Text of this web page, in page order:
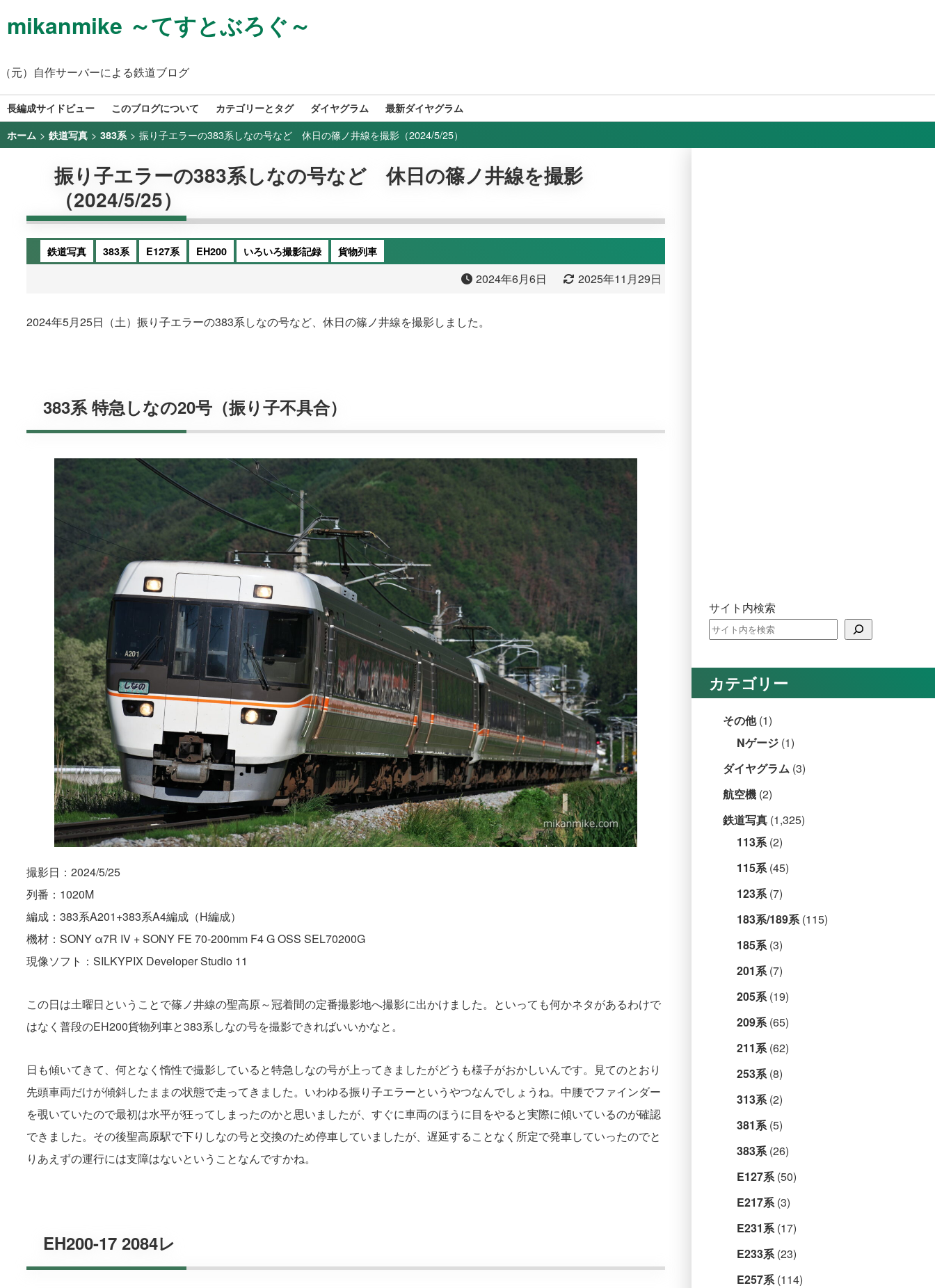
mikanmike ～てすとぶろぐ～
（元）自作サーバーによる鉄道ブログ
長編成サイドビュー このブログについて カテゴリーとタグ ダイヤグラム 最新ダイヤグラム
ホーム > 鉄道写真 > 383系 > 振り子エラーの383系しなの号など 休日の篠ノ井線を撮影（2024/5/25）
振り子エラーの383系しなの号など 休日の篠ノ井線を撮影
（2024/5/25）
鉄道写真 383系 E127系 EH200 いろいろ撮影記録 貨物列車
2024年6月6日 2025年11月29日
2024年5月25日（土）振り子エラーの383系しなの号など、休日の篠ノ井線を撮影しました。
383系 特急しなの20号（振り子不具合）
撮影日：2024/5/25
列番：1020M
編成：383系A201+383系A4編成（H編成）
機材：SONY α7R IV + SONY FE 70-200mm F4 G OSS SEL70200G
現像ソフト：SILKYPIX Developer Studio 11
この日は土曜日ということで篠ノ井線の聖高原～冠着間の定番撮影地へ撮影に出かけました。といっても何かネタがあるわけで
はなく普段のEH200貨物列車と383系しなの号を撮影できればいいかなと。
日も傾いてきて、何となく惰性で撮影していると特急しなの号が上ってきましたがどうも様子がおかしいんです。見てのとおり
先頭車両だけが傾斜したままの状態で走ってきました。いわゆる振り子エラーというやつなんでしょうね。中腰でファインダー
を覗いていたので最初は水平が狂ってしまったのかと思いましたが、すぐに車両のほうに目をやると実際に傾いているのが確認
できました。その後聖高原駅で下りしなの号と交換のため停車していましたが、遅延することなく所定で発車していったのでと
りあえずの運行には支障はないということなんですかね。
EH200-17 2084レ
サイト内検索
カテゴリー
その他(1)
Nゲージ (1)
ダイヤグラム (3)
航空機 (2)
鉄道写真 (1,325)
113系(2)
115系(45)
123系(7)
183系/189系(115)
185系(3)
201系(7)
205系(19)
209系(65)
211系(62)
253系(8)
313系(2)
381系(5)
383系(26)
E127系(50)
E217系(3)
E231系(17)
E233系(23)
E257系(114)